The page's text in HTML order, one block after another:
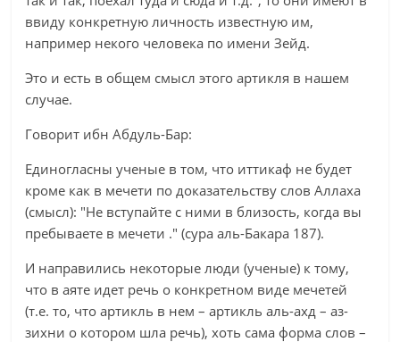
ввиду конкретную личность известную им,
например некого человека по имени Зейд.
Это и есть в общем смысл этого артикля в нашем
случае.
Говорит ибн Абдуль-Бар:
Единогласны ученые в том, что иттикаф не будет
кроме как в мечети по доказательству слов Аллаха
(смысл): "Не вступайте с ними в близость, когда вы
пребываете в мечети ." (сура аль-Бакара 187).
И направились некоторые люди (ученые) к тому,
что в аяте идет речь о конкретном виде мечетей
(т.е. то, что артикль в нем – артикль аль-ахд – аз-
зихни о котором шла речь), хоть сама форма слов –